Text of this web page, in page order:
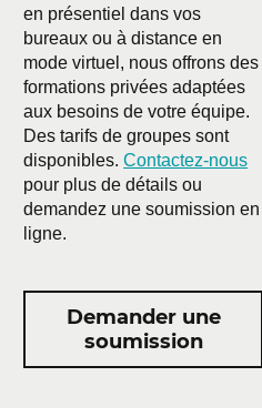
en présentiel dans vos
bureaux ou à distance en
mode virtuel, nous offrons des
formations privées adaptées
aux besoins de votre équipe.
Des tarifs de groupes sont
disponibles.Contactez-nous
pour plus de détails ou
demandez une soumission en
ligne.
Demander une
soumission